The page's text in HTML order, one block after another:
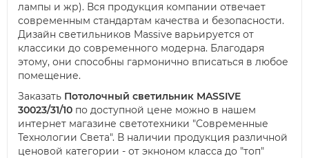
лампы и жр). Вся продукция компании отвечает
современным стандартам качества и безопасности.
Дизайн светильников Massive варьируется от
классики до современного модерна. Благодаря
этому, они способны гармонично вписаться в любое
помещение.
Заказать Потолочный светильник MASSIVE
30023/31/10 по доступной цене можно в нашем
интернет магазине светотехники "Современные
Технологии Света". В наличии продукция различной
ценовой категории - от экноном класса до "топ"